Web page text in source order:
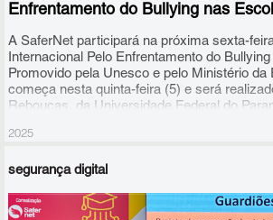
de Arapiraca, no agreste alagoano.
Enfrentamento do Bullying nas
A SaferNet participará na próxima sexta-
Internacional Pelo Enfrentamento do
Promovido pela Unesco e pelo Ministério da
começa nesta quinta-feira (5) e será
Rebouças, da Universidade Federal do
2025
segurança digital